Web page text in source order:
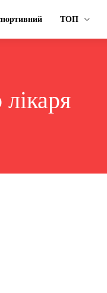
ТОП